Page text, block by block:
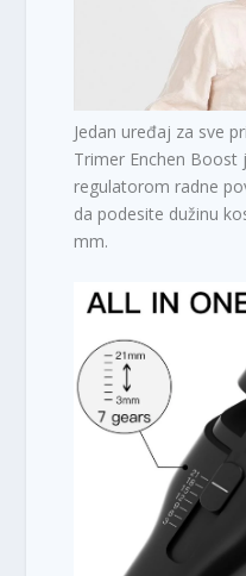
Jedan uređaj za sve
Trimer Enchen Boost
regulatorom radne
da podesite dužinu
mm.